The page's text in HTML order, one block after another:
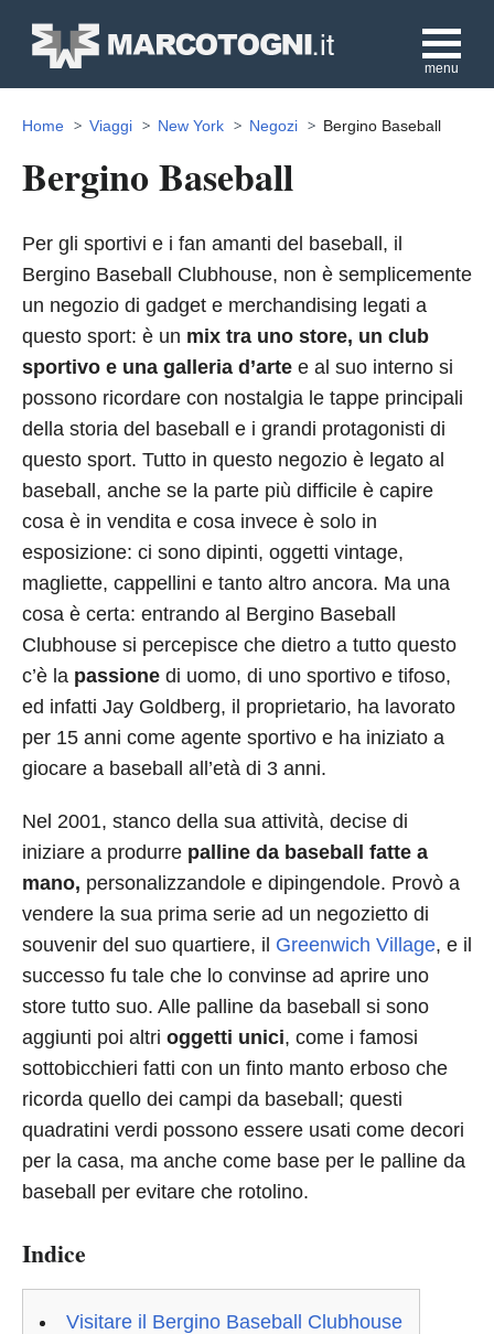
menu
Home Viaggi New York Negozi Bergino Baseball
Bergino Baseball
Per gli sportivi e i fan amanti del baseball, il
Bergino Baseball Clubhouse, non è semplicemente
un negozio di gadget e merchandising legati a
questo sport: è un mix tra uno store, un club
sportivo e una galleria d’arte e al suo interno si
possono ricordare con nostalgia le tappe principali
della storia del baseball e i grandi protagonisti di
questo sport. Tutto in questo negozio è legato al
baseball, anche se la parte più difficile è capire
cosa è in vendita e cosa invece è solo in
esposizione: ci sono dipinti, oggetti vintage,
magliette, cappellini e tanto altro ancora. Ma una
cosa è certa: entrando al Bergino Baseball
Clubhouse si percepisce che dietro a tutto questo
c’è la passione di uomo, di uno sportivo e tifoso,
ed infatti Jay Goldberg, il proprietario, ha lavorato
per 15 anni come agente sportivo e ha iniziato a
giocare a baseball all’età di 3 anni.
Nel 2001, stanco della sua attività, decise di
iniziare a produrre palline da baseball fatte a
mano, personalizzandole e dipingendole. Provò a
vendere la sua prima serie ad un negozietto di
souvenir del suo quartiere, il Greenwich Village, e il
successo fu tale che lo convinse ad aprire uno
store tutto suo. Alle palline da baseball si sono
aggiunti poi altri oggetti unici, come i famosi
sottobicchieri fatti con un finto manto erboso che
ricorda quello dei campi da baseball; questi
quadratini verdi possono essere usati come decori
per la casa, ma anche come base per le palline da
baseball per evitare che rotolino.
Indice
Visitare il Bergino Baseball Clubhouse